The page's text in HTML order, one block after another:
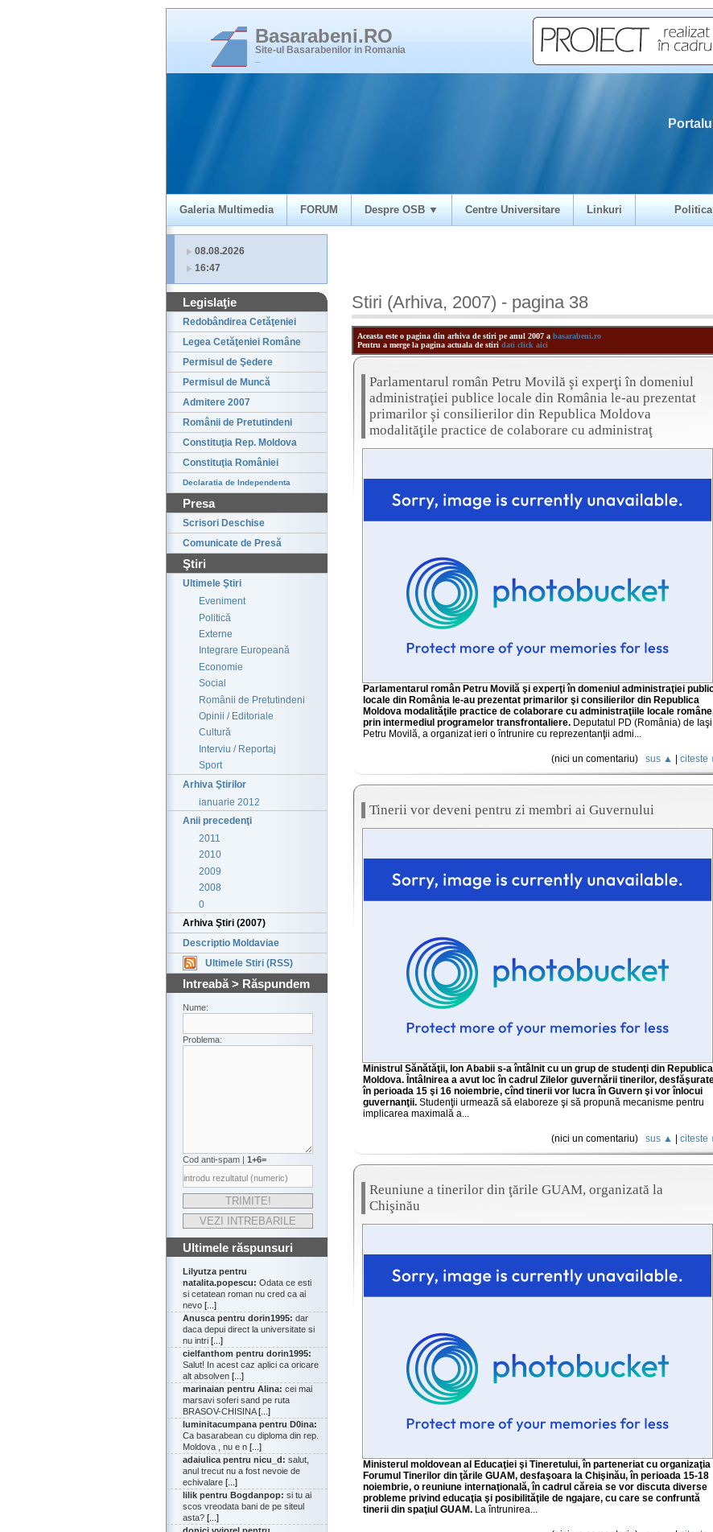
Basarabeni.RO
Site-ul Basarabenilor in Romania
Galeria Multimedia FORUM Despre OSB ▼ Centre Universitare Linkuri
08.08.2026
16:47
Legislaţie
Redobândirea Cetăţeniei
Legea Cetăţeniei Române
Permisul de Şedere
Permisul de Muncă
Admitere 2007
Românii de Pretutindeni
Constituţia Rep. Moldova
Constituţia României
Declaratia de Independenta
Presa
Scrisori Deschise
Comunicate de Presă
Ştiri
Ultimele Ştiri
Eveniment
Politică
Externe
Integrare Europeană
Economie
Social
Românii de Pretutindeni
Opinii / Editoriale
Cultură
Interviu / Reportaj
Sport
Arhiva Ştirilor
ianuarie 2012
Anii precedenţi
2011
2010
2009
2008
0
Arhiva Ştiri (2007)
Descriptio Moldaviae
Ultimele Stiri (RSS)
Intreabă > Răspundem
Nume:
Problema:
Cod anti-spam | 1+6=
Ultimele răspunsuri
Lilyutza pentru
natalita.popescu: Odata ce esti
si cetatean roman nu cred ca ai
nevo [...]
Anusca pentru dorin1995: dar
daca depui direct la universitate si
nu intri [...]
cielfanthom pentru dorin1995:
Salut! In acest caz aplici ca oricare
alt absolven [...]
marinaian pentru Alina: cei mai
marsavi soferi sand pe ruta
BRASOV-CHISINA[...]
luminitacumpana pentru D0ina:
Ca basarabean cu diploma din rep.
Moldova , nu e n [...]
adaiulica pentru nicu_d: salut,
anul trecut nu a fost nevoie de
echivalare [...]
lilik pentru Bogdanpop: si tu ai
scos vreodata bani de pe siteul
asta? [...]
Stiri (Arhiva, 2007) - pagina 38
Aceasta este o pagina din arhiva de stiri pe anul 2007 a basarabeni.ro
Pentru a merge la pagina actuala de stiri dati click aici
Parlamentarul român Petru Movilă şi experţi în domeniul
administraţiei publice locale din România le-au prezentat
primarilor şi consilierilor din Republica Moldova
modalităţile practice de colaborare cu administraţ
Parlamentarul român Petru Movilă şi experţi în domeniul administraţiei
locale din România le-au prezentat primarilor şi consilierilor din Republica
Moldova modalităţile practice de colaborare cu administraţiile locale
prin intermediul programelor transfrontaliere.Deputatul PD (România) de Iaşi,
Petru Movilă, a organizat ieri o întrunire cu reprezentanţii admi...
(nici un comentariu) sus ▲ citeste
Tinerii vor deveni pentru zi membri ai Guvernului
Ministrul Sănătăţii, Ion Ababii s-a întâlnit cu un grup de studenţi din Republica
Moldova. Întâlnirea a avut loc în cadrul Zilelor guvernării tinerilor,
în perioada 15 şi 16 noiembrie, cînd tinerii vor lucra în Guvern şi vor înlocui
guvernanţii.Studenţii urmează să elaboreze şi să propună mecanisme pentru
implicarea maximală a...
(nici un comentariu) sus ▲ citeste
Reuniune a tinerilor din ţările GUAM, organizată la
Chişinău
Ministerul moldovean al Educaţiei şi Tineretului, în parteneriat cu organizaţia
Forumul Tinerilor din ţările GUAM, desfaşoara la Chişinău, în perioada 15-18
noiembrie, o reuniune internaţională, în cadrul căreia se vor discuta diverse
probleme privind educaţia şi posibilităţile de ngajare, cu care se confruntă
tinerii din spaţiul GUAM.La întrunirea...